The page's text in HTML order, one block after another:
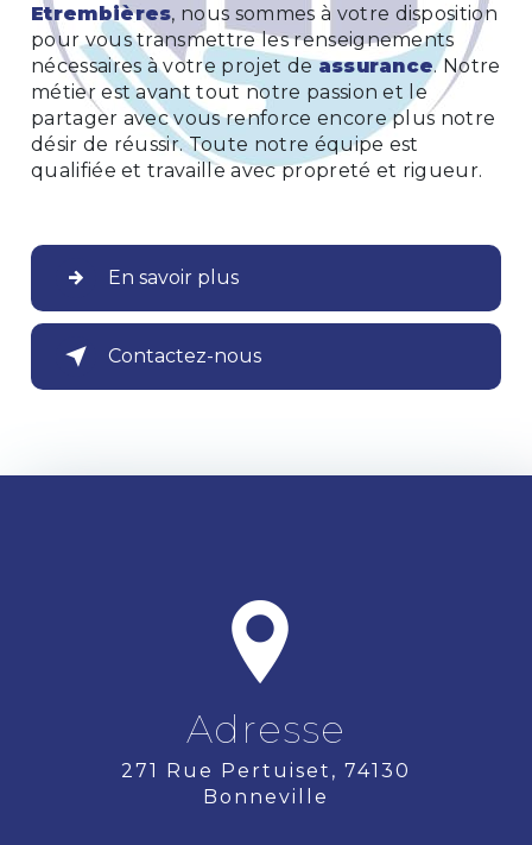
Etrembières, nous sommes à votre disposition
pour vous transmettre les renseignements
nécessaires à votre projet deassurance. Notre
métier est avant tout notre passion et le
partager avec vous renforce encore plus notre
désir de réussir. Toute notre équipe est
qualifiée et travaille avec propreté et rigueur.
En savoir plus
Contactez-nous
Adresse
271 Rue Pertuiset, 74130
Bonneville